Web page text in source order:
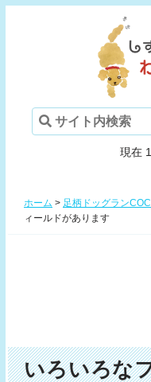
現在
ホーム > 足柄ドッグラン
ィールドがあります
いろいろな